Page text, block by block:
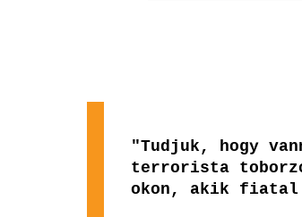
"Tudjuk, hogy
terrorista
okon, akik fiatal